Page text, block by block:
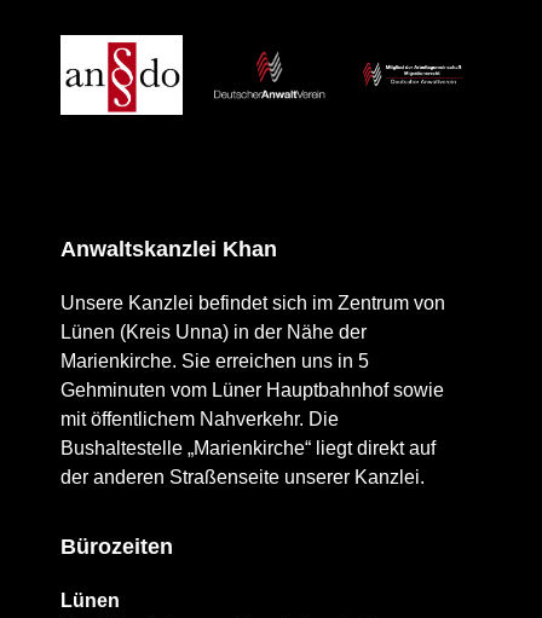
Anwaltskanzlei Khan
Unsere Kanzlei befindet sich im Zentrum von
Lünen (Kreis Unna) in der Nähe der
Marienkirche. Sie erreichen uns in 5
Gehminuten vom Lüner Hauptbahnhof sowie
mit öffentlichem Nahverkehr. Die
Bushaltestelle „Marienkirche“ liegt direkt auf
der anderen Straßenseite unserer Kanzlei.
Bürozeiten
Lünen